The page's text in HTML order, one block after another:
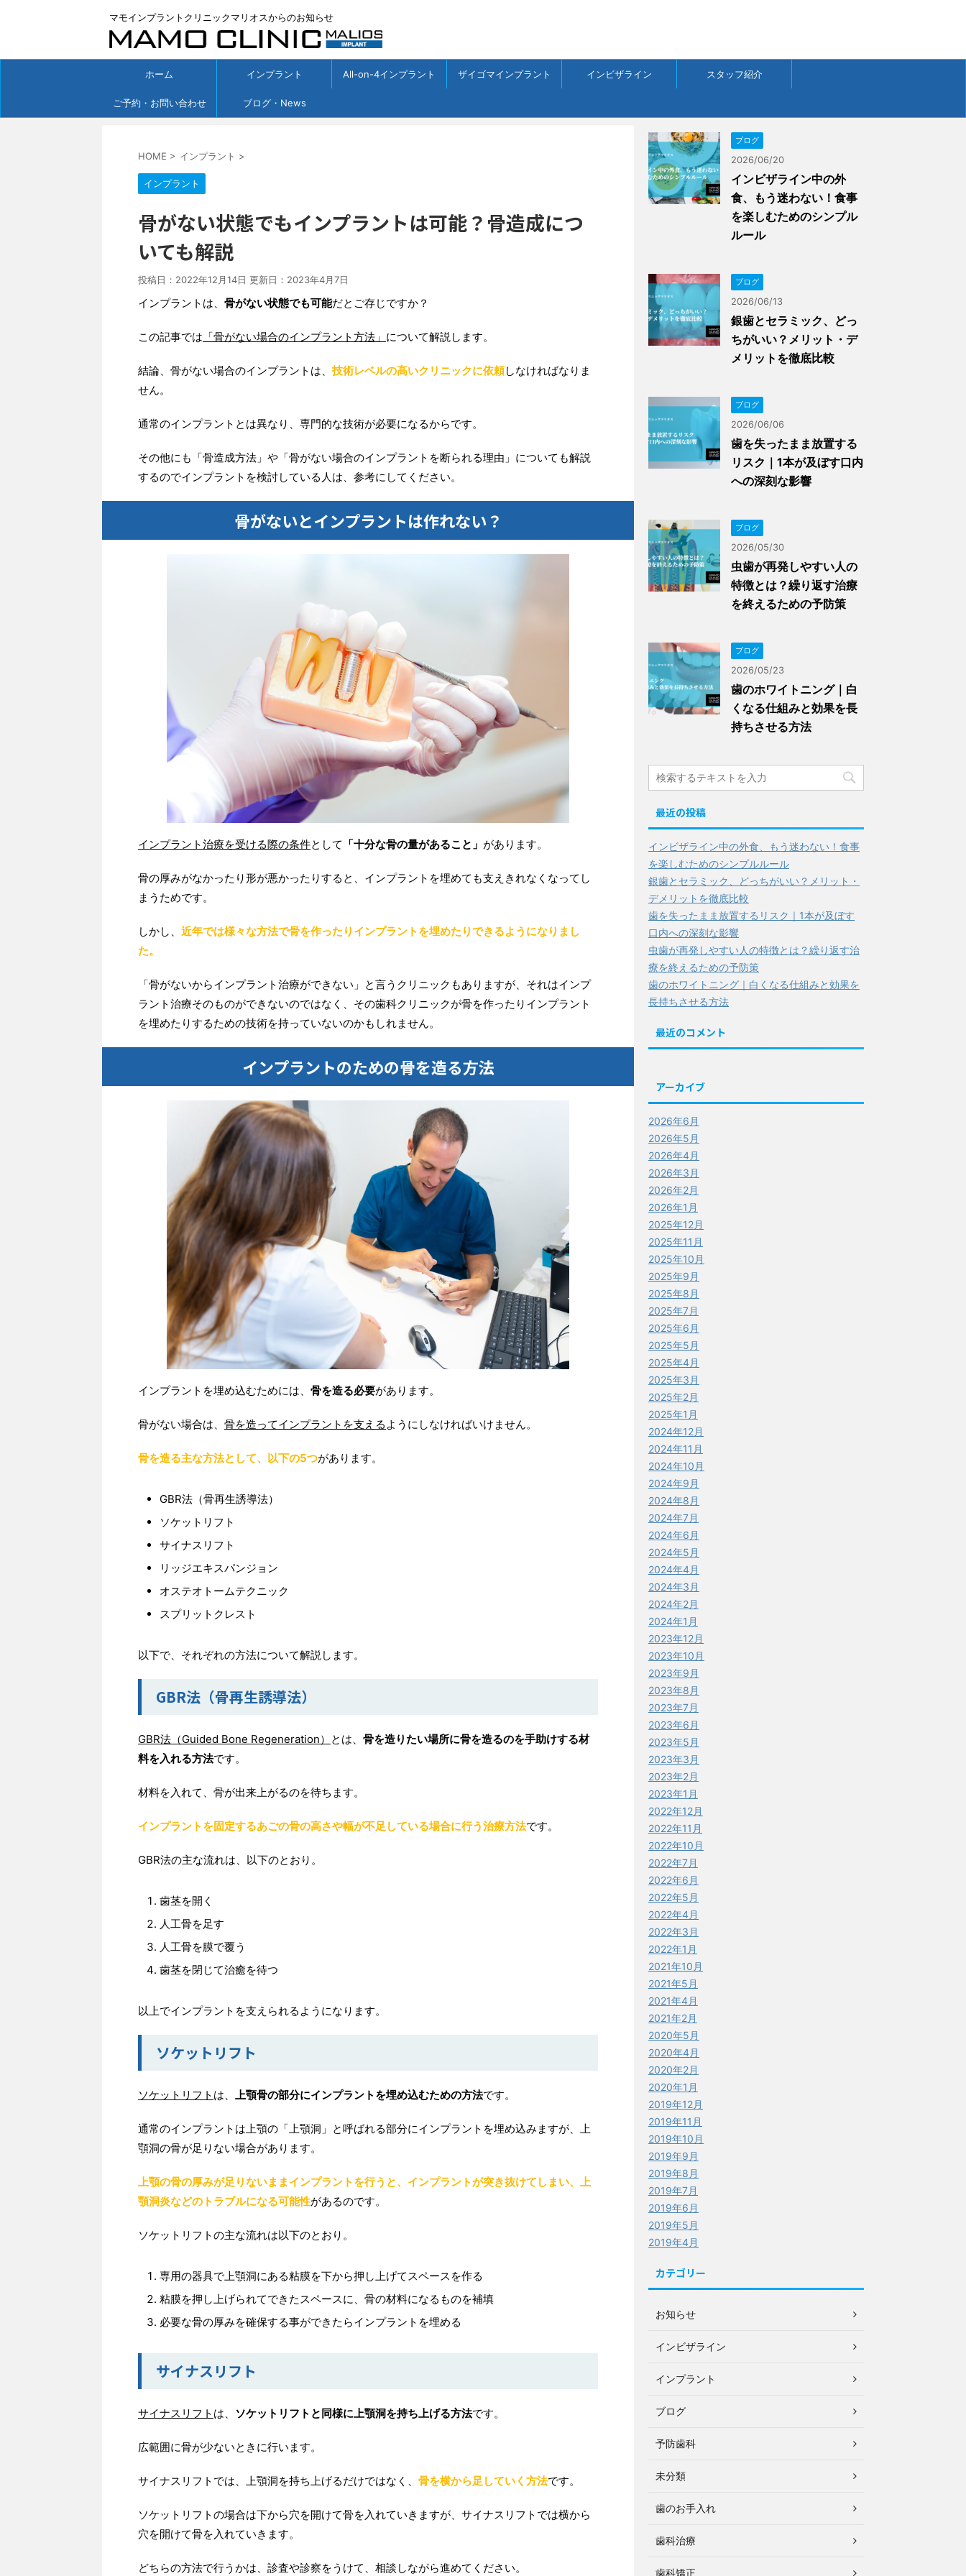
マモインプラントクリニックマリオスからのお知らせ
ホーム インプラント All-on-4インプラント ザイゴマインプラント インビザライン スタッフ紹介
ご予約・お問い合わせ ブログ・News
HOME > インプラント >
インプラント
骨がない状態でもインプラントは可能？骨造成につ
いても解説
投稿日：2022年12月14日 更新日： 2023年4月7日
インプラントは、 骨がない状態でも可能だとご存じですか？
この記事では 「骨がない場合のインプラント方法」 について解説します。
結論、骨がない場合のインプラントは、 技術レベルの高いクリニックに依頼しなければなりま
せん。
通常のインプラントとは異なり、専門的な技術が必要になるからです。
その他にも「骨造成方法」や「骨がない場合のインプラントを断られる理由」についても解説
するのでインプラントを検討している人は、参考にしてください。
骨がないとインプラントは作れない？
インプラント治療を受ける際の条件として 「十分な骨の量があること」 があります。
骨の厚みがなかったり形が悪かったりすると、インプラントを埋めても支えきれなくなってし
まうためです。
しかし、 近年では様々な方法で骨を作ったりインプラントを埋めたりできるようになりまし
た。
「骨がないからインプラント治療ができない」と言うクリニックもありますが、それはインプ
ラント治療そのものができないのではなく、その歯科クリニックが骨を作ったりインプラント
を埋めたりするための技術を持っていないのかもしれません。
インプラントのための骨を造る方法
インプラントを埋め込むためには、 骨を造る必要があります。
骨がない場合は、 骨を造ってインプラントを支える ようにしなければいけません。
骨を造る主な方法として、以下の5つがあります。
GBR法（骨再生誘導法）
ソケットリフト
サイナスリフト
リッジエキスパンジョン
オステオトームテクニック
スプリットクレスト
以下で、それぞれの方法について解説します。
GBR法（骨再生誘導法）
GBR法（Guided Bone Regeneration） とは、 骨を造りたい場所に骨を造るのを手助けする材
料を入れる方法です。
材料を入れて、骨が出来上がるのを待ちます。
インプラントを固定するあごの骨の高さや幅が不足している場合に行う治療方法です。
GBR法の主な流れは、以下のとおり。
歯茎を開く
人工骨を足す
人工骨を膜で覆う
歯茎を閉じて治癒を待つ
以上でインプラントを支えられるようになります。
ソケットリフト
ソケットリフト は、 上顎骨の部分にインプラントを埋め込むための方法です。
通常のインプラントは上顎の「上顎洞」と呼ばれる部分にインプラントを埋め込みますが、上
顎洞の骨が足りない場合があります。
上顎の骨の厚みが足りないままインプラントを行うと、インプラントが突き抜けてしまい、上
顎洞炎などのトラブルになる可能性があるのです。
ソケットリフトの主な流れは以下のとおり。
専用の器具で上顎洞にある粘膜を下から押し上げてスペースを作る
粘膜を押し上げられてできたスペースに、骨の材料になるものを補填
必要な骨の厚みを確保する事ができたらインプラントを埋める
サイナスリフト
サイナスリフト は、 ソケットリフトと同様に上顎洞を持ち上げる方法です。
広範囲に骨が少ないときに行います。
サイナスリフトでは、上顎洞を持ち上げるだけではなく、 骨を横から足していく方法です。
ソケットリフトの場合は下から穴を開けて骨を入れていきますが、サイナスリフトでは横から
穴を開けて骨を入れていきます。
どちらの方法で行うかは、診査や診察をうけて、相談しながら進めてください。
ブログ
2026/06/20
インビザライン中の外
食、もう迷わない！食事
を楽しむためのシンプル
ルール
ブログ
2026/06/13
銀歯とセラミック、どっ
ちがいい？メリット・デ
メリットを徹底比較
ブログ
2026/06/06
歯を失ったまま放置する
リスク｜1本が及ぼす口内
への深刻な影響
ブログ
2026/05/30
虫歯が再発しやすい人の
特徴とは？繰り返す治療
を終えるための予防策
ブログ
2026/05/23
歯のホワイトニング｜白
くなる仕組みと効果を長
持ちさせる方法
最近の投稿
インビザライン中の外食、もう迷わない！食事
を楽しむためのシンプルルール
銀歯とセラミック、どっちがいい？メリット・
デメリットを徹底比較
歯を失ったまま放置するリスク｜1本が及ぼす
口内への深刻な影響
虫歯が再発しやすい人の特徴とは？繰り返す治
療を終えるための予防策
歯のホワイトニング｜白くなる仕組みと効果を
長持ちさせる方法
最近のコメント
アーカイブ
2026年6月
2026年5月
2026年4月
2026年3月
2026年2月
2026年1月
2025年12月
2025年11月
2025年10月
2025年9月
2025年8月
2025年7月
2025年6月
2025年5月
2025年4月
2025年3月
2025年2月
2025年1月
2024年12月
2024年11月
2024年10月
2024年9月
2024年8月
2024年7月
2024年6月
2024年5月
2024年4月
2024年3月
2024年2月
2024年1月
2023年12月
2023年10月
2023年9月
2023年8月
2023年7月
2023年6月
2023年5月
2023年3月
2023年2月
2023年1月
2022年12月
2022年11月
2022年10月
2022年7月
2022年6月
2022年5月
2022年4月
2022年3月
2022年1月
2021年10月
2021年5月
2021年4月
2021年2月
2020年5月
2020年4月
2020年2月
2020年1月
2019年12月
2019年11月
2019年10月
2019年9月
2019年8月
2019年7月
2019年6月
2019年5月
2019年4月
カテゴリー
お知らせ
インビザライン
インプラント
ブログ
予防歯科
未分類
歯のお手入れ
歯科治療
歯科矯正